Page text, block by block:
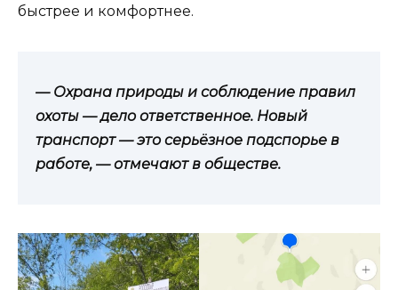
быстрее и комфортнее.
— Охрана природы и соблюдение правил
охоты — дело ответственное. Новый
транспорт — это серьёзное подспорье в
работе, — отмечают в обществе.